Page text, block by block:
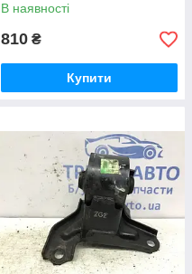
В наявності
810 ₴
Купити